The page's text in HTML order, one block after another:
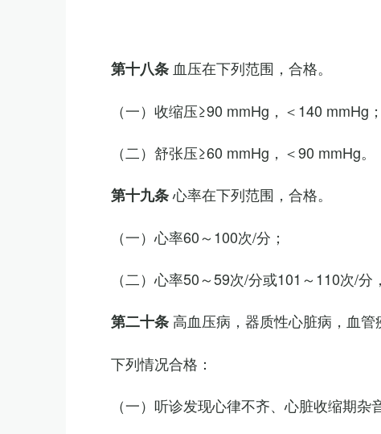
第十八条 血压在下列范围，合格。
（一）收缩压≥90 mmHg，＜140 mmHg；
（二）舒张压≥60 mmHg，＜90 mmHg。
第十九条心率在下列范围，合格。
（一）心率60～100次/分；
（二）心率50～59次/分或101～110次/分
第二十条 高血压病，器质性心脏病，血管
下列情况合格：
（一）听诊发现心律不齐、心脏收缩期